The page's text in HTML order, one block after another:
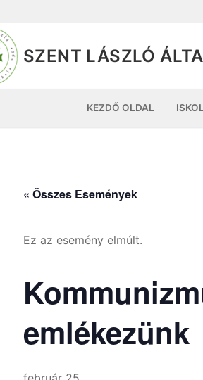
SZENT LÁSZLÓ
KEZDŐ OLDAL
« Összes Események
Ez az esemény elmúlt.
emlékezünk